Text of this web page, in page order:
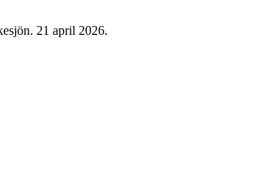
21 april 2026.